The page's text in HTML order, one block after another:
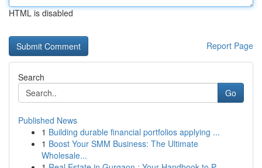
HTML is disabled
Report Page
Search
Go
Published News
1 Building durable financial portfolios applying ...
1 Boost Your SMM Business: The Ultimate
Wholesale...